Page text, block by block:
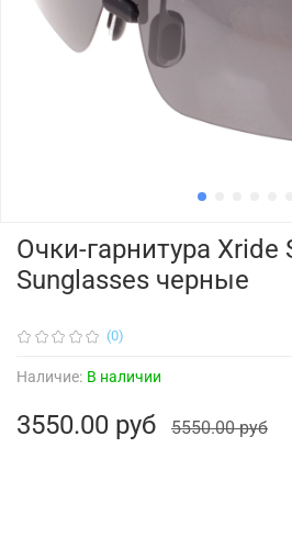
(0)
Наличие: В наличии
Очки-гарнитура Xride
Sunglasses черные
3550.00 руб 5550.00 руб